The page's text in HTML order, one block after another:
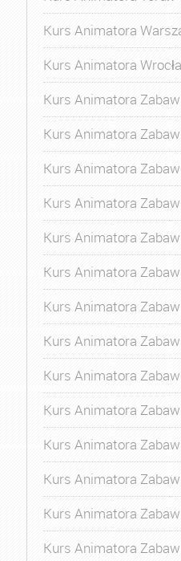
Kurs Animatora
Kurs Animatora
Kurs Animatora Zabaw
Kurs Animatora
Kurs Animatora
Kurs Animatora
Kurs Animatora
Kurs Animatora
Kurs Animatora
Kurs Animatora
Kurs Animatora
Kurs Animatora
Kurs Animatora
Kurs Animatora
Kurs Animatora
Kurs Animatora